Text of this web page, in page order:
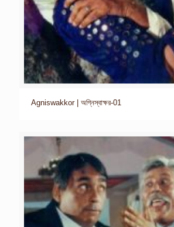
Agniswakkor | অগ্নিস্বাক্ষর-01